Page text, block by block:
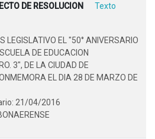
DE RESOLUCION
Texto
LEGISLATIVO EL "50° ANIVERSARIO
DE EDUCACION
3", DE LA CIUDAD DE
EL DIA 28 DE MARZO DE
21/04/2016